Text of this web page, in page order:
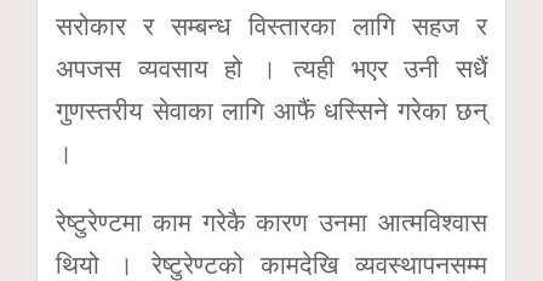
सरोकार र सम्बन्ध विस्तारका लागि सहज र
अपजस व्यवसाय हो । त्यही भएर उनी सधैं
गुणस्तरीय सेवाका लागि आफैं धस्सिने गरेका छन्
।
रेष्टुरेण्टमा काम गरेकै कारण उनमा आत्मविश्वास
थियो । रेष्टुरेण्टको कामदेखि व्यवस्थापनसम्म